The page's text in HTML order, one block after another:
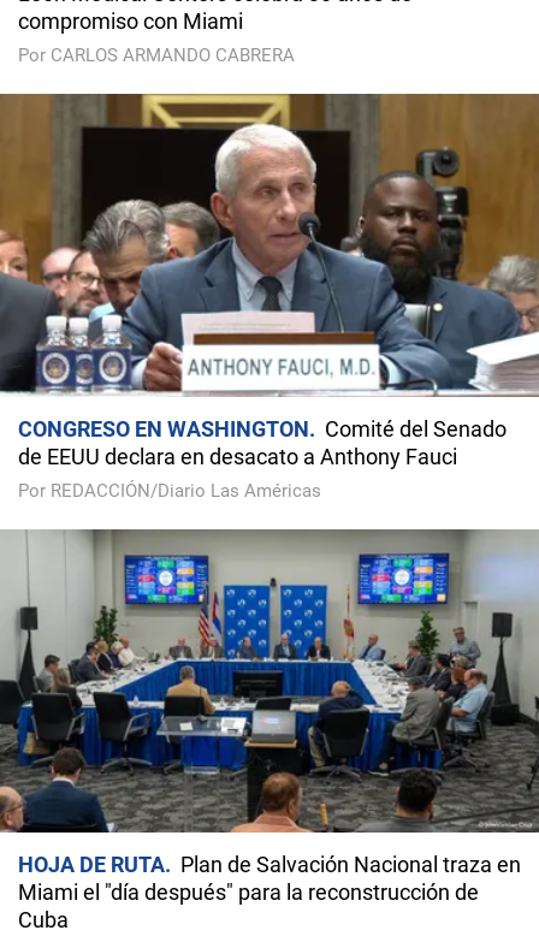
compromiso con Miami
Por CARLOS ARMANDO CABRERA
CONGRESO EN WASHINGTON
Comité del Senado
de EEUU declara en desacato a Anthony Fauci
Por REDACCIÓN/Diario Las Américas
HOJA DE RUTA
Plan de Salvación Nacional traza en
Miami el "día después" para la reconstrucción de
Cuba